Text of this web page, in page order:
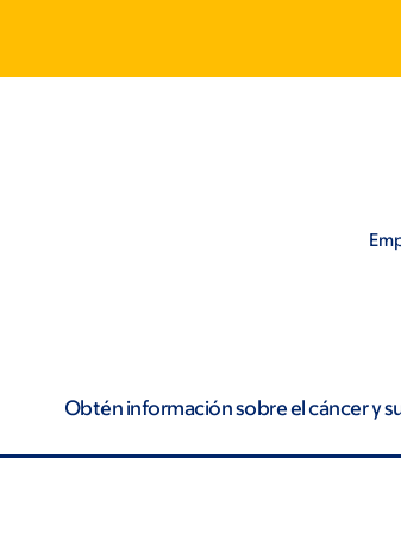
Obtén información sobre el cáncer y